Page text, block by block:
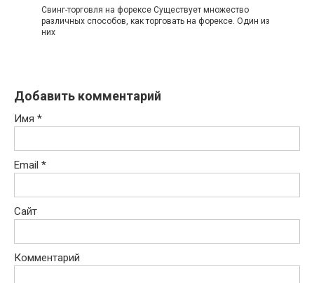
Свинг-торговля на форексе Существует множество
различных способов, как торговать на форексе. Один из
них
Добавить комментарий
Имя *
Email *
Сайт
Комментарий